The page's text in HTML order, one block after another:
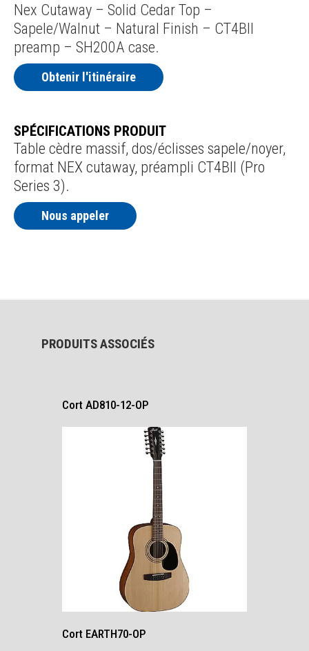
Nex Cutaway – Solid Cedar Top –
Sapele/Walnut – Natural Finish – CT4BII
preamp – SH200A case.
Obtenir l'itinéraire
SPÉCIFICATIONS PRODUIT
Table cèdre massif, dos/éclisses sapele/noyer,
format NEX cutaway, préampli CT4BII (Pro
Series 3).
Nous appeler
PRODUITS ASSOCIÉS
Cort AD810-12-OP
Cort EARTH70-OP